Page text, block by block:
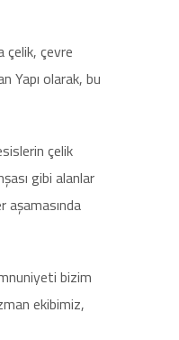
çelik, çevre
Yapı olarak, bu
çelik
gibi alanlar
aşamasında
bizim
ekibimiz,